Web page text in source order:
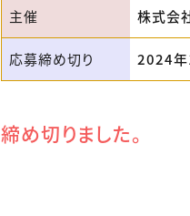
主催 株式会
応募締め切り 2024
締め切りました。